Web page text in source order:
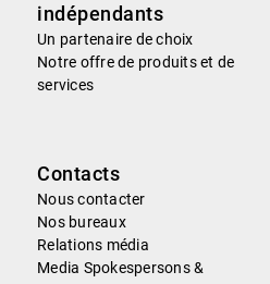
indépendants
Un partenaire de choix
Notre offre de produits et de
services
Contacts
Nous contacter
Nos bureaux
Relations média
Media Spokespersons &